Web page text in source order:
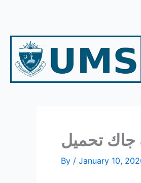
جاك تحميل
By / January 10,